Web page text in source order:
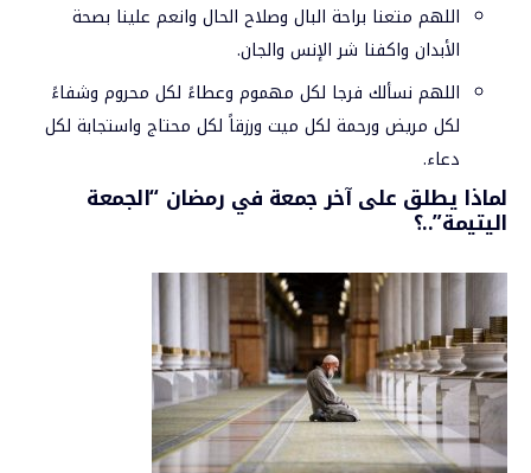
اللهم متعنا براحة البال وصلاح الحال وانعم علينا بصحة
الأبدان واكفنا شر الإنس والجان.
اللهم نسألك فرجا لكل مهموم وعطاءً لكل محروم وشفاءً
لكل مريض ورحمة لكل ميت ورزقاً لكل محتاج واستجابة لكل
دعاء.
لماذا يطلق على آخر جمعة في رمضان “الجمعة
اليتيمة”..؟